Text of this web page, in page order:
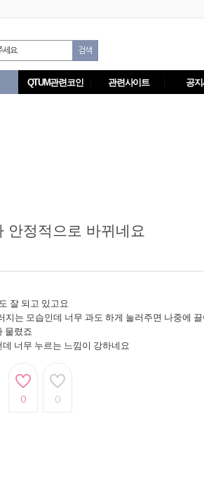
QTUM관련코인 관련사이트 공
안정적으로 바뀌네요
잘 되고 있고요
는 모습인데 너무 과도 하게 눌러주면 나중에
물렸죠
너무 누르는 느낌이 강하네요
0 0